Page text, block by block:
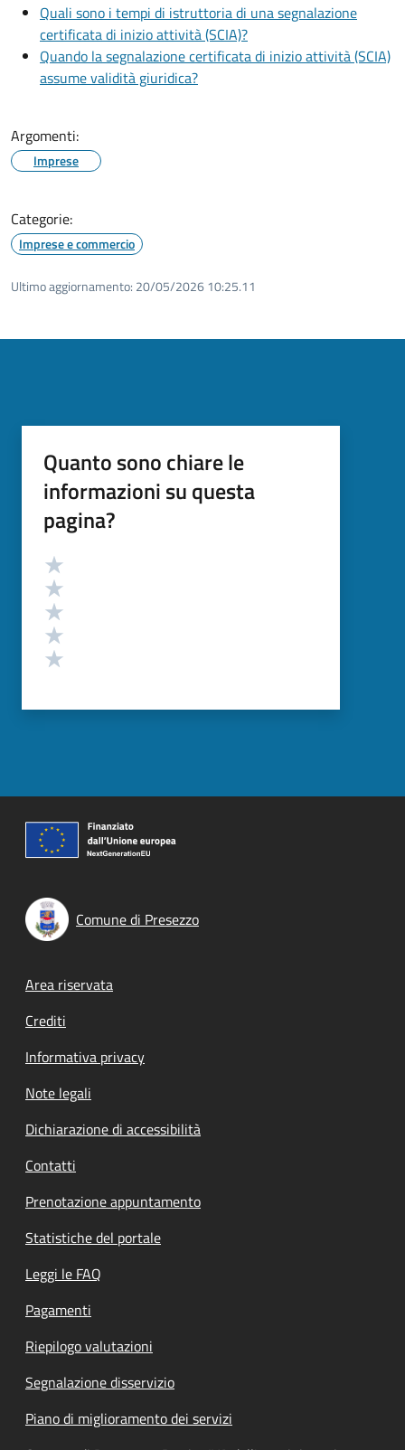
Quali sono i tempi di istruttoria di una segnalazione
certificata di inizio attività (SCIA)?
Quando la segnalazione certificata di inizio attività (SCIA)
assume validità giuridica?
Argomenti:
Imprese
Categorie:
Imprese e commercio
Ultimo aggiornamento: 20/05/2026 10:25.11
Quanto sono chiare le
informazioni su questa
pagina?
Valutazione
Comune di Presezzo
Footer menu
Area riservata
Crediti
Informativa privacy
Note legali
Dichiarazione di accessibilità
Contatti
Prenotazione appuntamento
Statistiche del portale
Leggi le FAQ
Pagamenti
Riepilogo valutazioni
Segnalazione disservizio
Piano di miglioramento dei servizi